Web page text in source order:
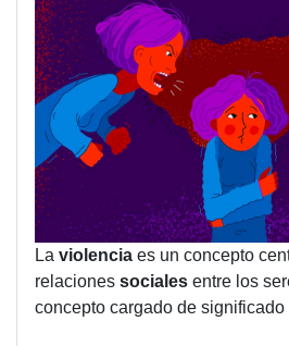
La violencia es un concepto
relaciones sociales entre los
concepto cargado de significado